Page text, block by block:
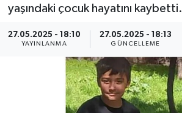
yaşındaki çocuk hayatını kaybetti.
27.05.2025 - 18:10
YAYINLANMA
27.05.2025 - 18:13
GÜNCELLEME
KÜLTÜR-SANAT
SAĞLIK-YAŞAM
Son Dakika Haberleri
Haber Arşivi